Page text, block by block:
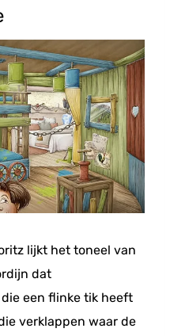
lijkt het toneel van
dat
een flinke tik heeft
verklappen waar de